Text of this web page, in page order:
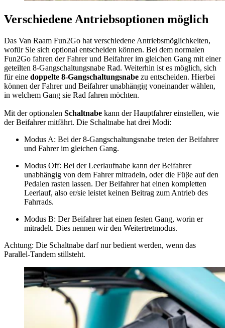
Verschiedene Antriebsoptionen möglich
Das Van Raam Fun2Go hat verschiedene Antriebsmöglichkeiten,
wofür Sie sich optional entscheiden können. Bei dem normalen
Fun2Go fahren der Fahrer und Beifahrer im gleichen Gang mit einer
geteilten 8-Gangschaltungsnabe Rad. Weiterhin ist es möglich, sich
für eine doppelte 8-Gangschaltungsnabe zu entscheiden. Hierbei
können der Fahrer und Beifahrer unabhängig voneinander wählen,
in welchem Gang sie Rad fahren möchten.
Mit der optionalen Schaltnabe kann der Hauptfahrer einstellen, wie
der Beifahrer mitfährt. Die Schaltnabe hat drei Modi:
Modus A: Bei der 8-Gangschaltungsnabe treten der Beifahrer
und Fahrer im gleichen Gang.
Modus Off: Bei der Leerlaufnabe kann der Beifahrer
unabhängig von dem Fahrer mitradeln, oder die Füβe auf den
Pedalen rasten lassen. Der Beifahrer hat einen kompletten
Leerlauf, also er/sie leistet keinen Beitrag zum Antrieb des
Fahrrads.
Modus B: Der Beifahrer hat einen festen Gang, worin er
mitradelt. Dies nennen wir den Weitertretmodus.
Achtung: Die Schaltnabe darf nur bedient werden, wenn das
Parallel-Tandem stillsteht.